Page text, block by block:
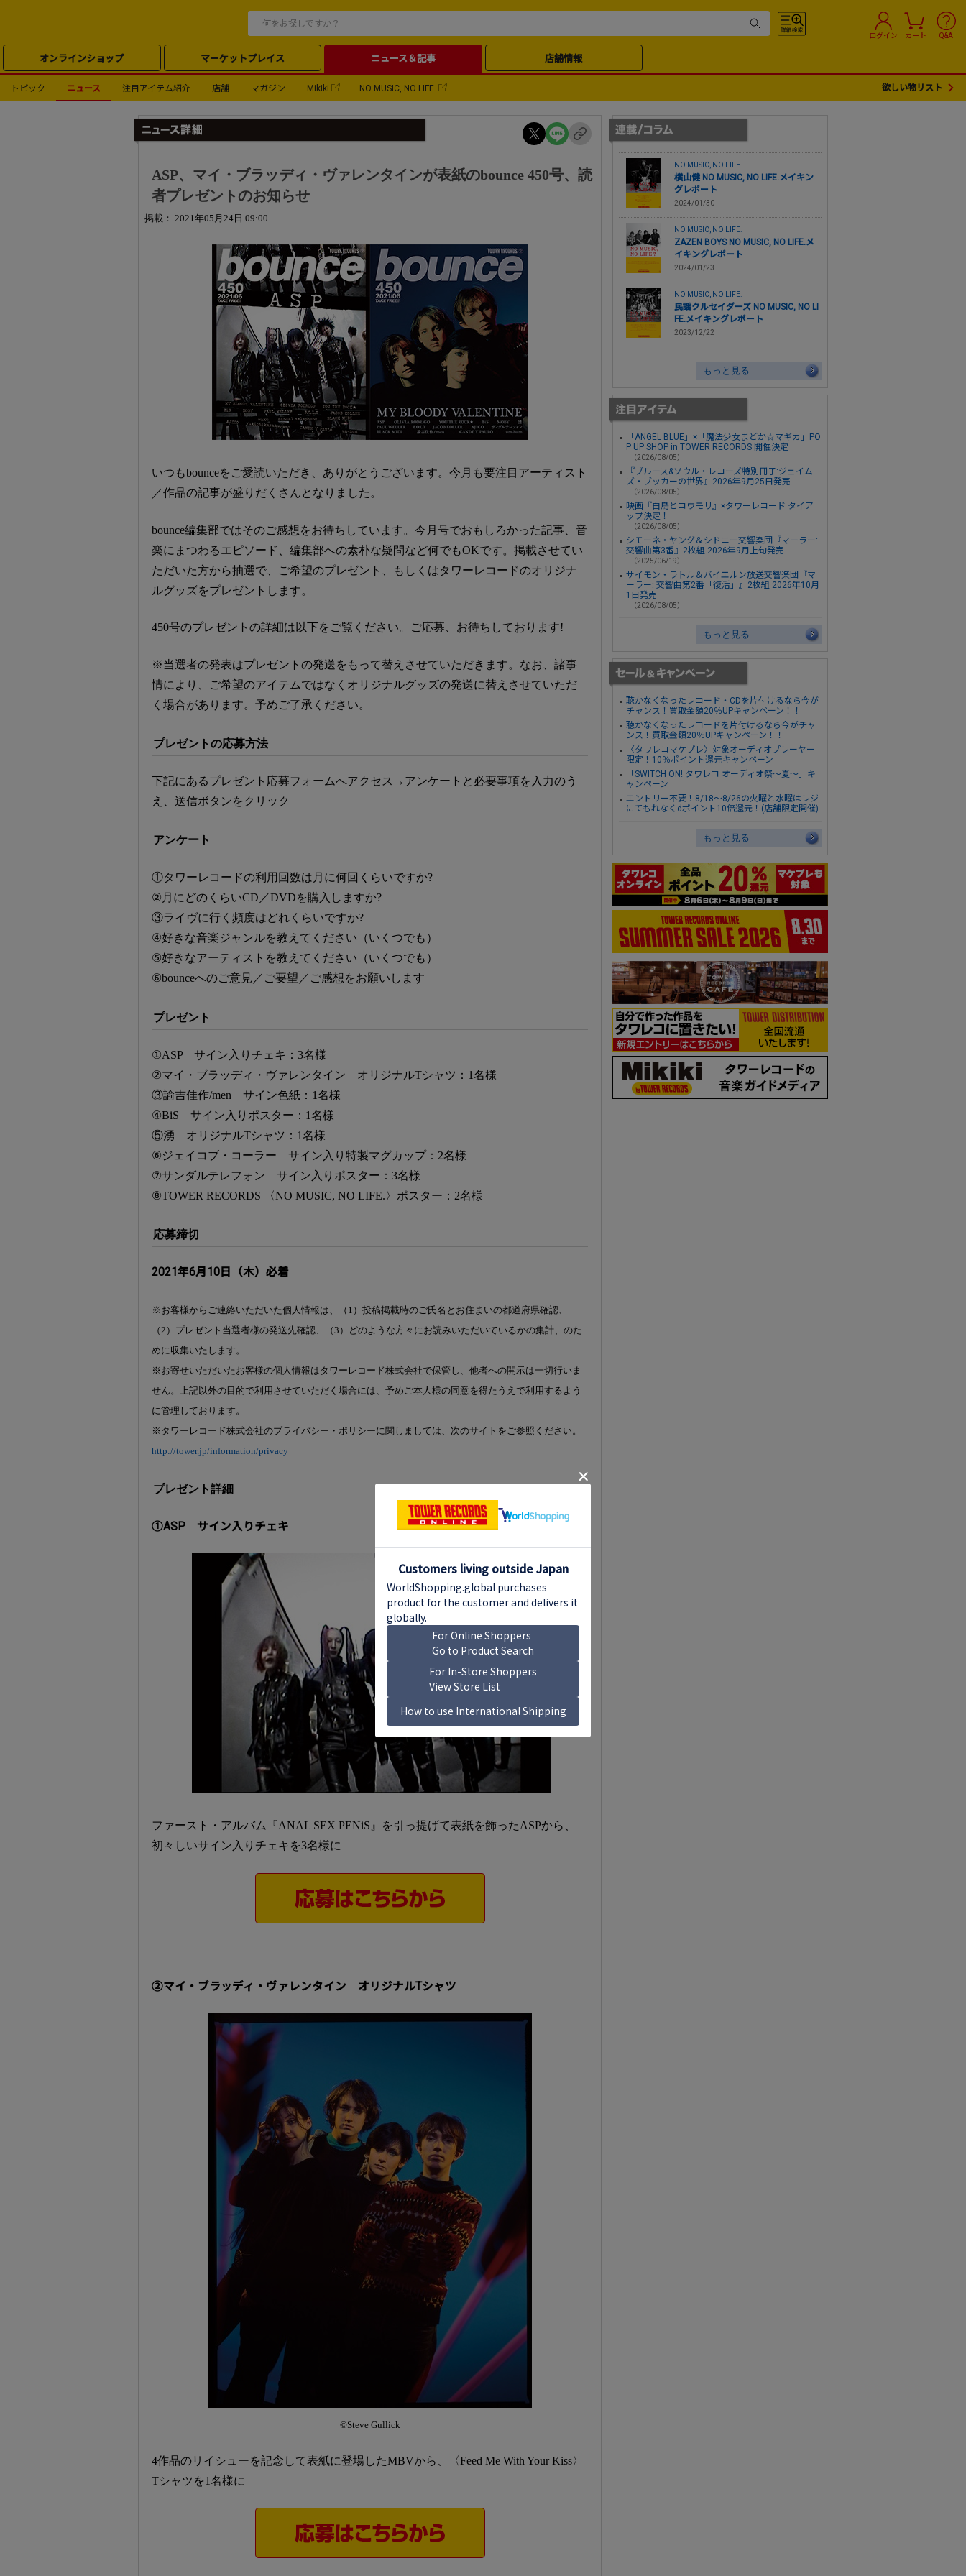
ログイン カート Q&A
オンラインショップ マーケットプレイス ニュース＆記事 店舗情報
トピック ニュース 注目アイテム紹介 店舗 マガジン Mikiki NO MUSIC, NO LIFE. 欲しい物リスト
ASP、マイ・ブラッディ・ヴァレンタインが表紙のbounce 450号、読
者プレゼントのお知らせ
掲載： 2021年05月24日 09:00
いつもbounceをご愛読いただき、ありがとうございます。今月も要注目アーティスト
／作品の記事が盛りだくさんとなりました。
bounce編集部ではそのご感想をお待ちしています。今月号でおもしろかった記事、音
楽にまつわるエピソード、編集部への素朴な疑問など何でもOKです。掲載させてい
ただいた方から抽選で、ご希望のプレゼント、もしくはタワーレコードのオリジナ
ルグッズをプレゼントします。
450号のプレゼントの詳細は以下をご覧ください。ご応募、お待ちしております!
※当選者の発表はプレゼントの発送をもって替えさせていただきます。なお、諸事
情により、ご希望のアイテムではなくオリジナルグッズの発送に替えさせていただ
く場合があります。予めご了承ください。
プレゼントの応募方法
下記にあるプレゼント応募フォームへアクセス→アンケートと必要事項を入力のう
え、送信ボタンをクリック
アンケート
①タワーレコードの利用回数は月に何回くらいですか?
②月にどのくらいCD／DVDを購入しますか?
③ライヴに行く頻度はどれくらいですか?
④好きな音楽ジャンルを教えてください（いくつでも）
⑤好きなアーティストを教えてください（いくつでも）
⑥bounceへのご意見／ご要望／ご感想をお願いします
プレゼント
①ASP サイン入りチェキ：3名様
②マイ・ブラッディ・ヴァレンタイン オリジナルTシャツ：1名様
③諭吉佳作/men サイン色紙：1名様
④BiS サイン入りポスター：1名様
⑤湧 オリジナルTシャツ：1名様
⑥ジェイコブ・コーラー サイン入り特製マグカップ：2名様
⑦サンダルテレフォン サイン入りポスター：3名様
⑧TOWER RECORDS 〈NO MUSIC, NO LIFE.〉ポスター：2名様
応募締切
2021年6月10日（木）必着
※お客様からご連絡いただいた個人情報は、（1）投稿掲載時のご氏名とお住まいの都道府県確認、
（2）プレゼント当選者様の発送先確認、（3）どのような方々にお読みいただいているかの集計、のた
めに収集いたします。
※お寄せいただいたお客様の個人情報はタワーレコード株式会社で保管し、他者への開示は一切行いま
せん。上記以外の目的で利用させていただく場合には、予めご本人様の同意を得たうえで利用するよう
に管理しております。
※タワーレコード株式会社のプライバシー・ポリシーに関しましては、次のサイトをご参照ください。
http://tower.jp/information/privacy
プレゼント詳細
①ASP サイン入りチェキ
ファースト・アルバム『ANAL SEX PENiS』を引っ提げて表紙を飾ったASPから、
初々しいサイン入りチェキを3名様に
②マイ・ブラッディ・ヴァレンタイン オリジナルTシャツ
©Steve Gullick
4作品のリイシューを記念して表紙に登場したMBVから、〈Feed Me With Your Kiss〉
Tシャツを1名様に
NO MUSIC, NO LIFE.
横山健 NO MUSIC, NO LIFE.メイキン
グレポート
2024/01/30
NO MUSIC, NO LIFE.
ZAZEN BOYS NO MUSIC, NO LIFE.メ
イキングレポート
2024/01/23
NO MUSIC, NO LIFE.
民謡クルセイダーズ NO MUSIC, NO LI
FE.メイキングレポート
2023/12/22
もっと見る
「ANGEL BLUE」×「魔法少女まどか☆マギカ」PO
P UP SHOP in TOWER RECORDS 開催決定
（2026/08/05）
『ブルース&ソウル・レコーズ特別冊子:ジェイム
ズ・ブッカーの世界』2026年9月25日発売
（2026/08/05）
映画『白鳥とコウモリ』×タワーレコード タイア
ップ決定！
（2026/08/05）
シモーネ・ヤング＆シドニー交響楽団『マーラー:
交響曲第3番』2枚組 2026年9月上旬発売
（2025/06/19）
サイモン・ラトル＆バイエルン放送交響楽団『マ
ーラー: 交響曲第2番「復活」』2枚組 2026年10月
1日発売
（2026/08/05）
もっと見る
聴かなくなったレコード・CDを片付けるなら今が
チャンス！買取金額20％UPキャンペーン！！
聴かなくなったレコードを片付けるなら今がチャ
ンス！買取金額20％UPキャンペーン！！
〈タワレコマケプレ〉対象オーディオプレーヤー
限定！10％ポイント還元キャンペーン
「SWITCH ON! タワレコ オーディオ祭～夏～」キ
ャンペーン
エントリー不要！8/18～8/26の火曜と水曜はレジ
にてもれなくdポイント10倍還元！(店舗限定開催)
もっと見る